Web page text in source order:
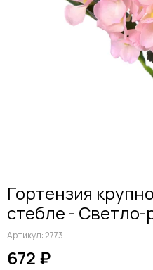
Дельфиниумы
Ранункулюсы
Гладиолусы
Другие цветы
Космеи, ромашки
Гортензия
стебле - Светло-
Артикул:2773
672 ₽